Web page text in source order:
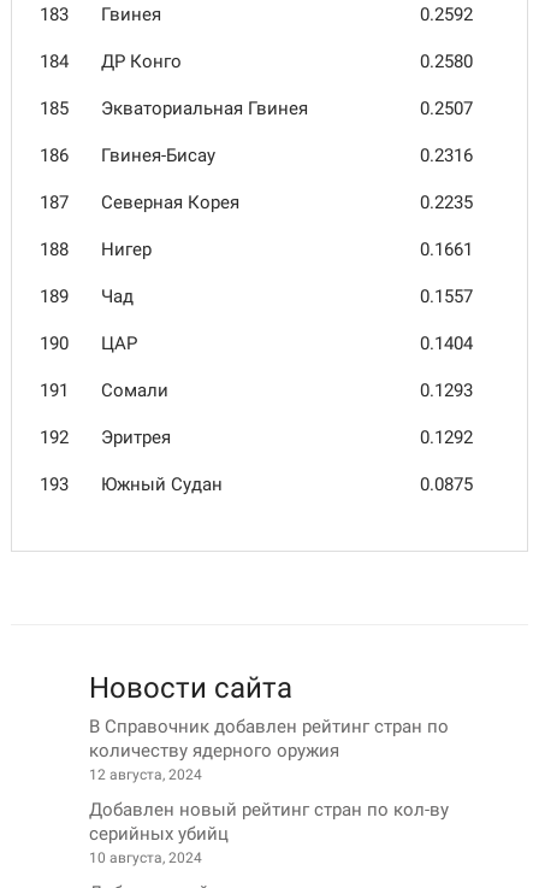
183 Гвинея 0.2592
184 ДР Конго 0.2580
185 Экватори­альная Гвинея 0.2507
186 Гвинея-Бисау 0.2316
187 Север­ная Корея 0.2235
188 Нигер 0.1661
189 Чад 0.1557
190 ЦАР 0.1404
191 Сомали 0.1293
192 Эритрея 0.1292
193 Южный Судан 0.0875
Новости сайта
В Справочник добавлен рейтинг стран по
количеству ядерного оружия
12 августа, 2024
Добавлен новый рейтинг стран по кол-ву
серийных убийц
10 августа, 2024